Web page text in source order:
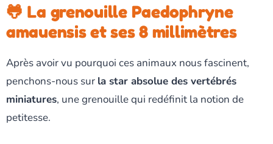
🐸 La grenouille Paedophryne
amauensis et ses 8 millimètres
Après avoir vu pourquoi ces animaux nous fascinent,
penchons-nous sur la star absolue des vertébrés
miniatures, une grenouille qui redéfinit la notion de
petitesse.